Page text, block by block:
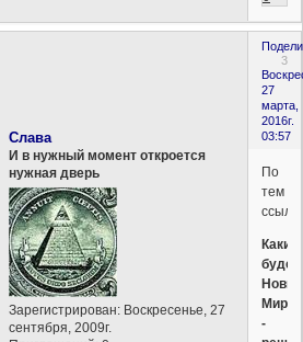
3
27
марта,
2016г.
03:57
Слава
И в нужный момент откроется
нужная дверь
Зарегистрирован: Воскресенье, 27
сентября, 2009г.
По
тем
Каким
будет
Мир
-